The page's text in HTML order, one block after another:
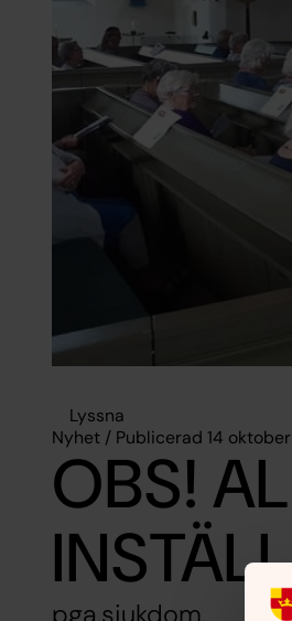
Lyssna
Nyhet / Publicerad 14 oktober
OBS!
pga.sjukdom.